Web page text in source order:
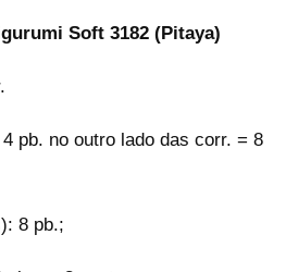
Soft 3182 (Pitaya)
pb. no outro lado das corr. = 8
8 pb.;